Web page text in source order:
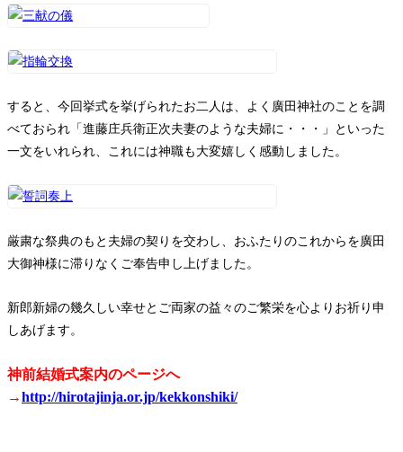
すると、今回挙式を挙げられたお二人は、よく廣田神社のことを調
べておられ「進藤庄兵衛正次夫妻のような夫婦に・・・」といった
一文をいれられ、これには神職も大変嬉しく感動しました。
厳粛な祭典のもと夫婦の契りを交わし、おふたりのこれからを廣田
大御神様に滞りなくご奉告申し上げました。
新郎新婦の幾久しい幸せとご両家の益々のご繁栄を心よりお祈り申
しあげます。
神前結婚式案内のページへ
→http://hirotajinja.or.jp/kekkonshiki/